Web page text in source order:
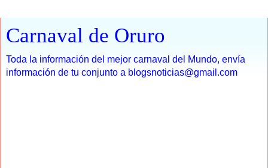
Carnaval de Oruro
Toda la información del mejor carnaval del Mundo, envía
información de tu conjunto a blogsnoticias@gmail.com